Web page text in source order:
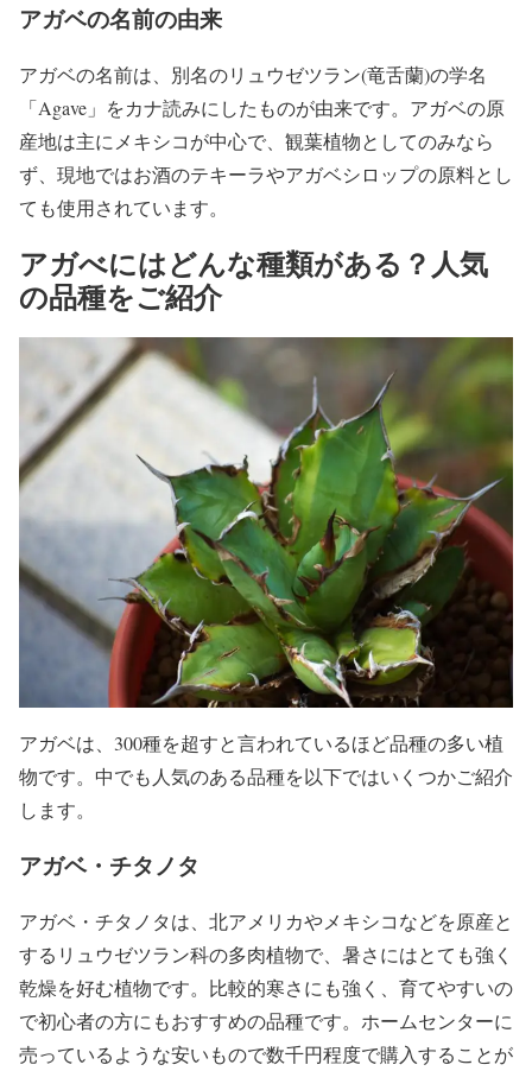
アガベの名前の由来
アガベの名前は、別名のリュウゼツラン(竜舌蘭)の学名
「Agave」をカナ読みにしたものが由来です。アガベの原
産地は主にメキシコが中心で、観葉植物としてのみなら
ず、現地ではお酒のテキーラやアガベシロップの原料とし
ても使用されています。
アガべにはどんな種類がある？人気
の品種をご紹介
アガベは、300種を超すと言われているほど品種の多い植
物です。中でも人気のある品種を以下ではいくつかご紹介
します。
アガベ・チタノタ
アガベ・チタノタは、北アメリカやメキシコなどを原産と
するリュウゼツラン科の多肉植物で、暑さにはとても強く
乾燥を好む植物です。比較的寒さにも強く、育てやすいの
で初心者の方にもおすすめの品種です。ホームセンターに
売っているような安いもので数千円程度で購入することが